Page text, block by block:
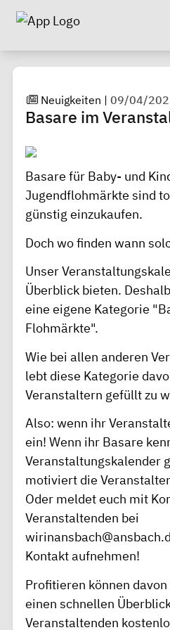
Neuigkeiten |09/04/
Basare im
Basare für Baby- und
Jugendflohmärkte sind
günstig einzukaufen.
Doch wo finden wann
Unser
Überblick bieten.
eine eigene Kategorie
Flohmärkte".
Wie bei allen anderen
lebt diese Kategorie
Veranstaltern gefüllt zu
Also: wenn ihr
ein! Wenn ihr Basare
Veranstaltungskalender
motiviert die
Oder meldet euch mit
Veranstaltenden bei
Kontakt aufnehmen!
Profitieren können
einen schnellen
Veranstaltenden